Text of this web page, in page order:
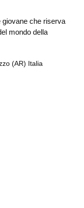
giovane che riserva
mondo della
(AR) Italia